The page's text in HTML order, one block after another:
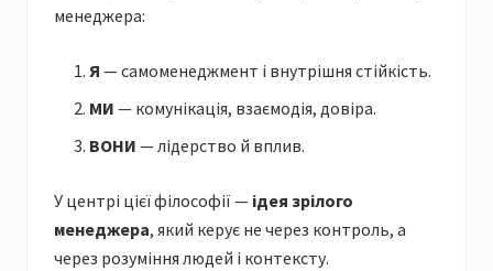
менеджера:
Я — самоменеджмент і внутрішня стійкість.
МИ — комунікація, взаємодія, довіра.
ВОНИ — лідерство й вплив.
У центрі цієї філософії — ідея зрілого
менеджера, який керує не через контроль, а
через розуміння людей і контексту.